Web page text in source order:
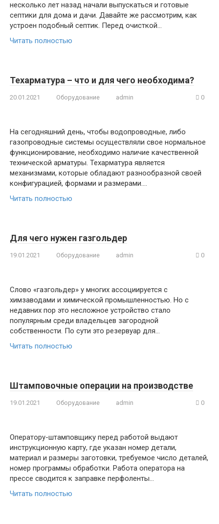
несколько лет назад начали выпускаться и готовые
септики для дома и дачи. Давайте же рассмотрим, как
устроен подобный септик. Перед очисткой…
Читать полностью
Техарматура – что и для чего необходима?
20.01.2021 Оборудование admin 0
На сегодняшний день, чтобы водопроводные, либо
газопроводные системы осуществляли свое нормальное
функционирование, необходимо наличие качественной
технической арматуры. Техарматура является
механизмами, которые обладают разнообразной своей
конфигурацией, формами и размерами….
Читать полностью
Для чего нужен газгольдер
19.01.2021 Оборудование admin 0
Слово «газгольдер» у многих ассоциируется с
химзаводами и химической промышленностью. Но с
недавних пор это несложное устройство стало
популярным среди владельцев загородной
собственности. По сути это резервуар для…
Читать полностью
Штамповочные операции на производстве
19.01.2021 Оборудование admin 0
Оператору-штамповщику перед работой выдают
инструкционную карту, где указан номер детали,
материал и размеры заготовки, требуемое число деталей,
номер программы обработки. Работа оператора на
прессе сводится к заправке перфоленты…
Читать полностью